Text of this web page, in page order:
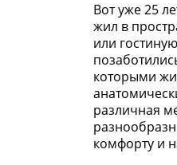
Вот уже 25
жил в
или
которыми
различная
комфорту и